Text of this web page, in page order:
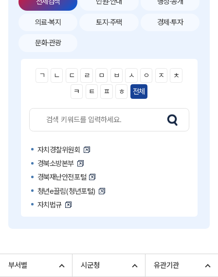
ㄱ ㄴ ㄷ ㄹ ㅁ ㅂ ㅅ ㅇ ㅈ
ㅊ
ㅋ
ㅌ ㅍ ㅎ 전체
자치경찰위원회
경북소방본부
경북재난안전포털
청년e끌림(청년포털)
자치법규
고향사랑기부 아너스 클럽
의료·복지 토지·주택 경제·투자
문화·관광
부서별 시군청 유관기관